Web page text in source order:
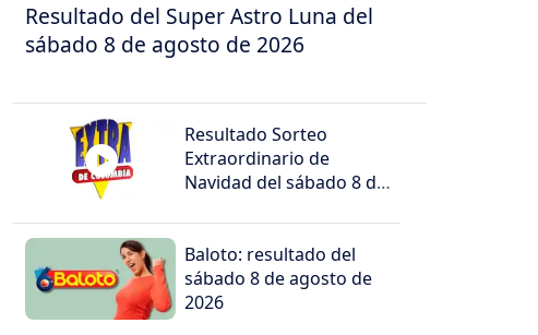
Resultado del Super Astro Luna del
sábado 8 de agosto de 2026
Resultado Sorteo
Extraordinario de
Navidad del sábado 8 de
Baloto: resultado del
sábado 8 de agosto de
2026